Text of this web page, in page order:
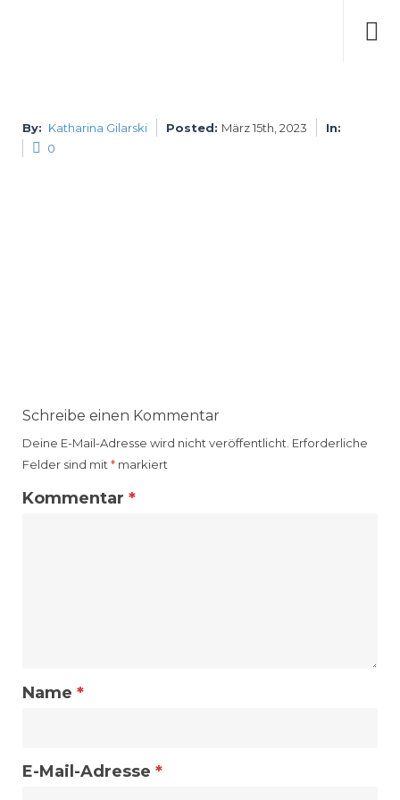
By: Katharina Gilarski Posted: März 15th, 2023
In:
0
Schreibe einen Kommentar
Deine E-Mail-Adresse wird nicht veröffentlicht. Erforderliche
Felder sind mit * markiert
Kommentar *
Name *
E-Mail-Adresse *